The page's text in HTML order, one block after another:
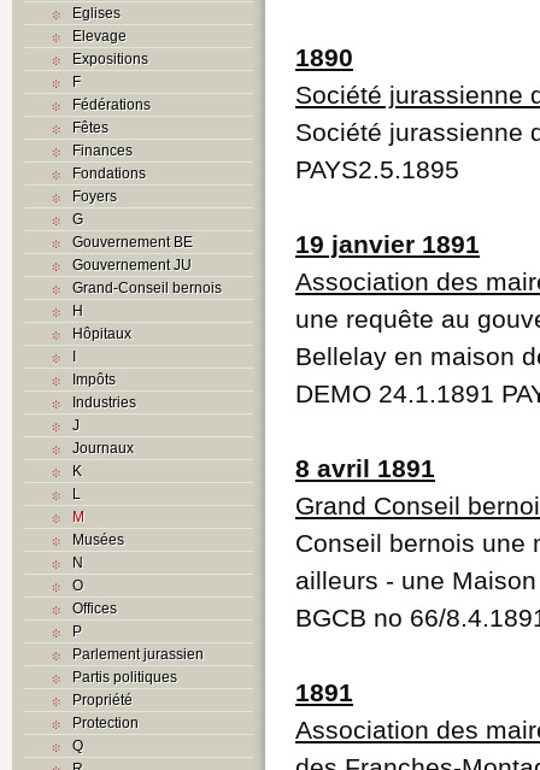
Eglises
Elevage
Expositions
F
Fédérations
Fêtes
Finances
Fondations
Foyers
G
Gouvernement BE
Gouvernement JU
Grand-Conseil bernois
H
Hôpitaux
I
Impôts
Industries
J
Journaux
K
L
M
Musées
N
O
Offices
P
Parlement jurassien
Partis politiques
Propriété
Protection
Q
1890
Société jurassienne
Société jurassienne
PAYS2.5.1895
19 janvier 1891
Association des
une requête au
Bellelay en maison
DEMO 24.1.1891
8 avril 1891
Grand Conseil
Conseil bernois une
ailleurs - une
BGCB no 66/
1891
Association des